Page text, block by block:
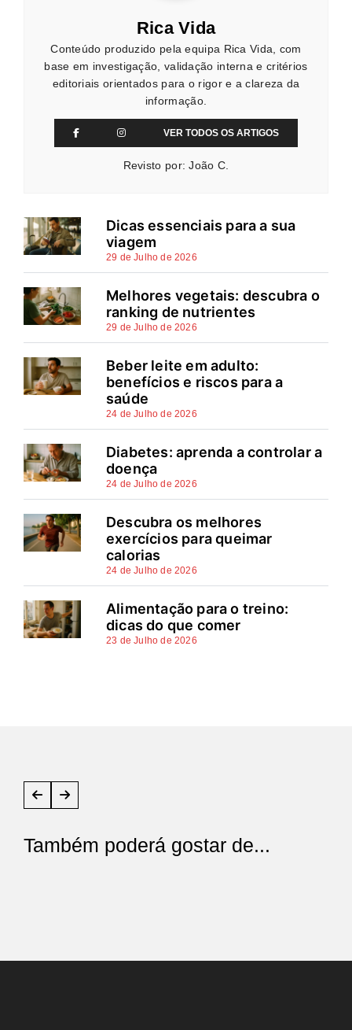
Rica Vida
Conteúdo produzido pela equipa Rica Vida, com
base em investigação, validação interna e critérios
editoriais orientados para o rigor e a clareza da
informação.
VER TODOS OS ARTIGOS
Revisto por: João C.
Dicas essenciais para a sua
viagem
29 de Julho de 2026
Melhores vegetais: descubra o
ranking de nutrientes
29 de Julho de 2026
Beber leite em adulto:
benefícios e riscos para a
saúde
24 de Julho de 2026
Diabetes: aprenda a controlar a
doença
24 de Julho de 2026
Descubra os melhores
exercícios para queimar
calorias
24 de Julho de 2026
Alimentação para o treino:
dicas do que comer
23 de Julho de 2026
Também poderá gostar de...